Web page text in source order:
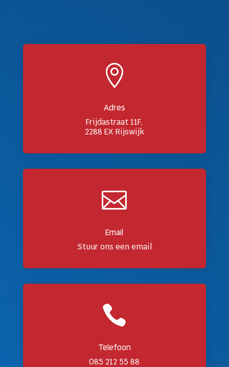

Adres
Frijdastraat 11F,
2288 EX Rijswijk

Email
Stuur ons een email

Telefoon
085 212 55 88